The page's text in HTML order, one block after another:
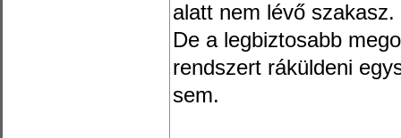
alatt nem lévő szakasz.
De a legbiztosabb
rendszert ráküldeni
sem.